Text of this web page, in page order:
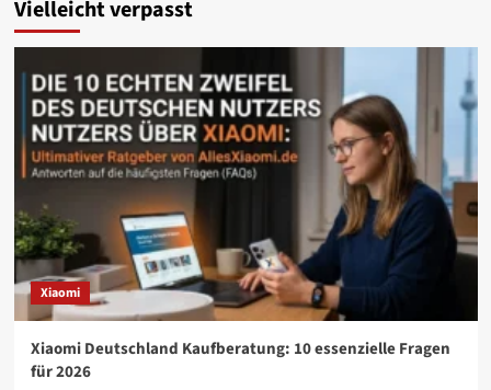
Vielleicht verpasst
Xiaomi
Xiaomi Deutschland Kaufberatung: 10 essenzielle Fragen
für 2026